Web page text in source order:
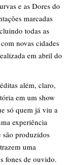
e as Dores do
marcadas
todas as
novas cidades
em abril do
além, claro,
em um show
só quem já viu a
experiência
são produzidos
uma
fones de ouvido.